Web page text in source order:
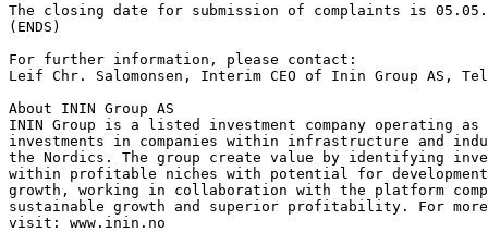
The closing date for submission of complaints is
(ENDS)
For further information, please contact:
Leif Chr. Salomonsen, Interim CEO of Inin Group AS,
About ININ Group AS
ININ Group is a listed investment company operating
investments in companies within infrastructure and
the Nordics. The group create value by identifying
within profitable niches with potential for
growth, working in collaboration with the platform
sustainable growth and superior profitability. For
visit: www.inin.no